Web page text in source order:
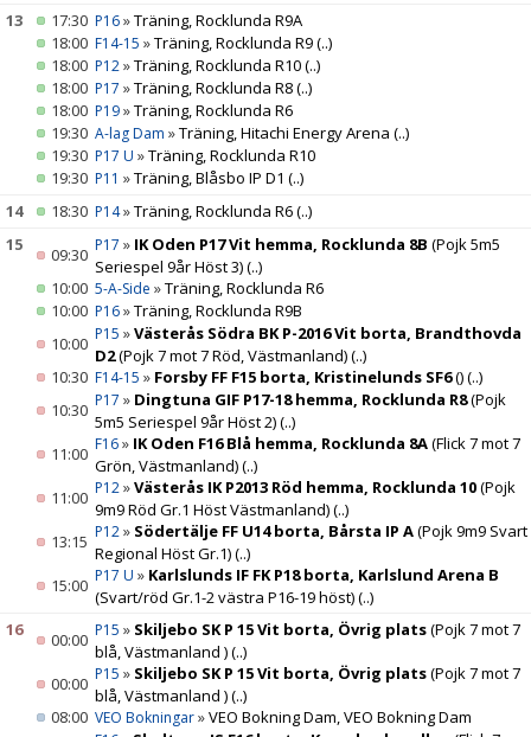
13
17:30 P16»Träning, Rocklunda R9A
18:00 F14-15 »Träning, Rocklunda R9(..)
18:00 P12»Träning, Rocklunda R10(..)
18:00 P17 »Träning, Rocklunda R8(..)
18:00 P19»Träning, Rocklunda R6
19:30 A-lag Dam »Träning, Hitachi Energy Arena (..)
19:30 P17 U »Träning, Rocklunda R10
19:30 P11 »Träning, Blåsbo IP D1 (..)
14
18:30 P14»Träning, Rocklunda R6(..)
15
09:30 P17 » IK Oden P17 Vit hemma, Rocklunda 8B (Pojk 5m5
Seriespel 9år Höst 3)(..)
10:00 5-A-Side »Träning, Rocklunda R6
10:00 P16»Träning, Rocklunda R9B
10:00 P15 »Västerås Södra BK P-2016 Vit borta, Brandthovda
D2(Pojk 7 mot 7 Röd, Västmanland)(..)
10:30 F14-15 » Forsby FF F15 borta, Kristinelunds SF6()(..)
10:30 P17 » Dingtuna GIF P17-18 hemma, Rocklunda R8(Pojk
5m5 Seriespel 9år Höst 2)(..)
11:00 F16» IK Oden F16 Blå hemma, Rocklunda 8A(Flick 7 mot 7
Grön, Västmanland)(..)
11:00 P12»Västerås IK P2013 Röd hemma, Rocklunda 10(Pojk
9m9 Röd Gr.1 Höst Västmanland)(..)
13:15 P12» Södertälje FF U14 borta, Bårsta IP A(Pojk 9m9 Svart
Regional Höst Gr.1)(..)
15:00 P17 U » Karlslunds IF FK P18 borta, Karlslund Arena B
(Svart/röd Gr.1-2 västra P16-19 höst)(..)
16
00:00 P15 » Skiljebo SK P 15 Vit borta, Övrig plats(Pojk 7 mot 7
blå, Västmanland )(..)
00:00 P15 » Skiljebo SK P 15 Vit borta, Övrig plats(Pojk 7 mot 7
blå, Västmanland )(..)
08:00 VEO Bokningar»VEO Bokning Dam, VEO Bokning Dam